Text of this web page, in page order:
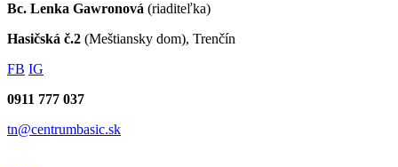
Bc. Lenka Gawronová (riaditeľka)
Hasičská č.2 (Meštiansky dom), Trenčín
FB IG
0911 777 037
tn@centrumbasic.sk